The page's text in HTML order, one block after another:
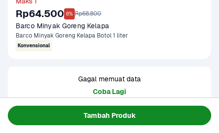
Tambah Produk
Rp64.500 6% Rp68.800
Barco Minyak Goreng Kelapa
Barco Minyak Goreng Kelapa Botol 1 liter
Konvensional
Gagal memuat data
Coba Lagi
Informasi Produk